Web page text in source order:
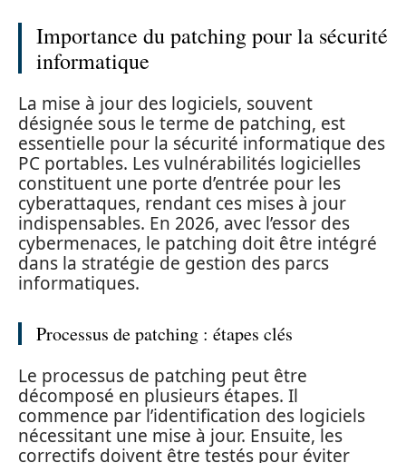
Importance du patching pour la sécurité
informatique
La mise à jour des logiciels, souvent
désignée sous le terme de patching, est
essentielle pour la sécurité informatique des
PC portables. Les vulnérabilités logicielles
constituent une porte d’entrée pour les
cyberattaques, rendant ces mises à jour
indispensables. En 2026, avec l’essor des
cybermenaces, le patching doit être intégré
dans la stratégie de gestion des parcs
informatiques.
Processus de patching : étapes clés
Le processus de patching peut être
décomposé en plusieurs étapes. Il
commence par l’identification des logiciels
nécessitant une mise à jour. Ensuite, les
correctifs doivent être testés pour éviter